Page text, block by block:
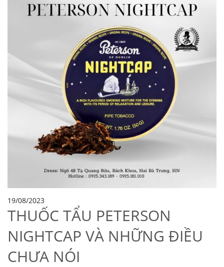
19/08/2023
THUỐC TẨU PETERSON
NIGHTCAP VÀ NHỮNG ĐIỀU
CHƯA NÓI